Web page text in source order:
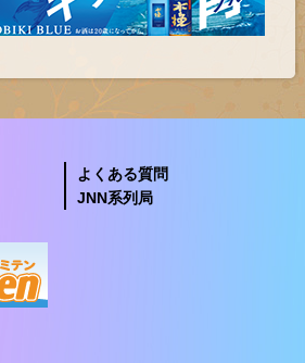
よくある質問
JNN系列局